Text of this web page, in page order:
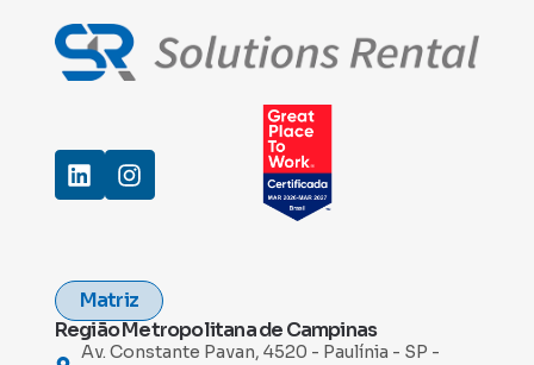
Matriz
Região Metropolitana de Campinas
Av. Constante Pavan, 4520 - Paulínia - SP -